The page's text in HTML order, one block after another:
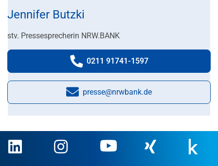
Jennifer Butzki
stv. Pressesprecherin NRW.BANK
Telefonnummer:
0211 91741-1597
E-Mail:
presse@nrwbank.de